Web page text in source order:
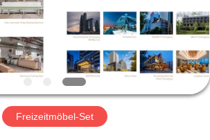
Freizeitmöbel-Set